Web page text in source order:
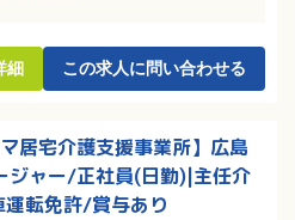
細 この求人に問い合わせる
居宅介護支援事業所】広島
ジャー/正社員(日勤)|主任介
転免許/賞与あり